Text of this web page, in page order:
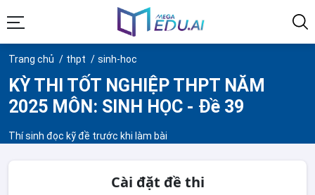
Trang chủ thpt sinh-hoc
KỲ THI TỐT NGHIỆP THPT NĂM
2025 MÔN: SINH HỌC - Đề 39
Thí sinh đọc kỹ đề trước khi làm bài
Cài đặt đề thi